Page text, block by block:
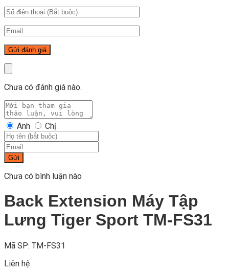
Chưa có đánh giá nào.
Anh Chị
Gửi
Chưa có bình luận nào
Back Extension Máy Tập
Lưng Tiger Sport TM-FS31
Mã SP: TM-FS31
Liên hệ